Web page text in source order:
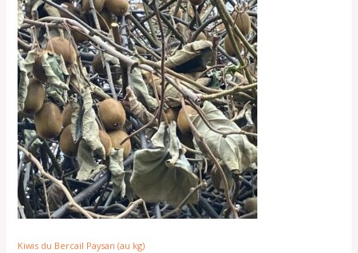
Kiwis du Bercail Paysan (au kg)